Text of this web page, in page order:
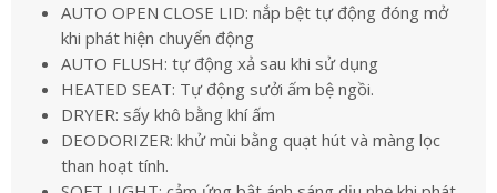
AUTO OPEN CLOSE LID: nắp bệt tự động đóng mở
khi phát hiện chuyển động
AUTO FLUSH: tự động xả sau khi sử dụng
HEATED SEAT: Tự động sưởi ấm bệ ngồi.
DRYER: sấy khô bằng khí ấm
DEODORIZER: khử mùi bằng quạt hút và màng lọc
than hoạt tính.